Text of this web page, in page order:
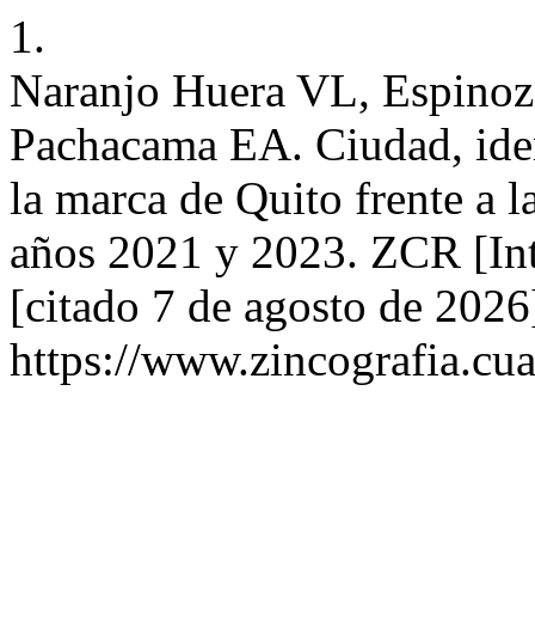
1.
Naranjo Huera VL,
Pachacama EA. Ciudad,
la marca de Quito frente a
años 2021 y 2023. ZCR
[citado 7 de agosto de
https://